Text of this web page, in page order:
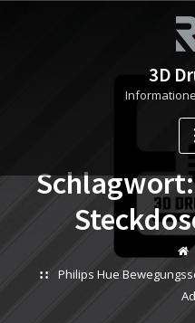
3D
Philips Hue